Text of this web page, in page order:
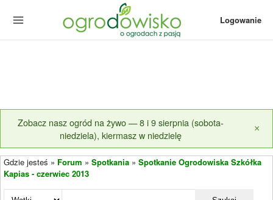
Logowanie
Zobacz nasz ogród na żywo — 8 i 9 sierpnia (sobota-
niedziela), kiermasz w niedzielę
×
Gdzie jesteś » Forum » Spotkania » Spotkanie Ogrodowiska Szkółka
Kapias - czerwiec 2013